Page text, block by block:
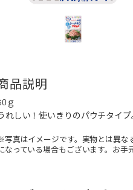
品説明
ｇ
れしい！使いきりのパウチタイ
写真はイメージです。実物とは異な
なっている場合もございます。お手